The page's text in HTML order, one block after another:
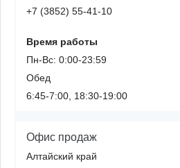
+7 (3852) 55-41-10
Время работы
Пн-Вс: 0:00-23:59
Обед
6:45-7:00, 18:30-19:00
Офис продаж
Алтайский край